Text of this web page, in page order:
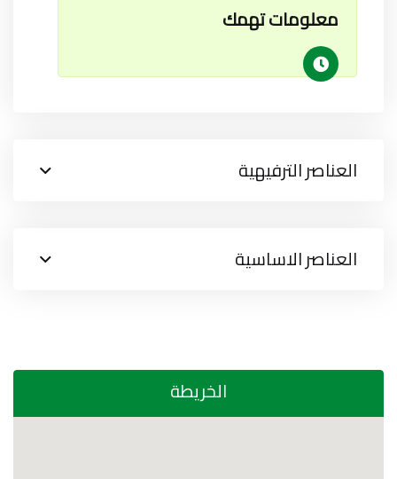
معلومات تهمك
العناصر الترفيهية
العناصر الاساسية
الخريطة